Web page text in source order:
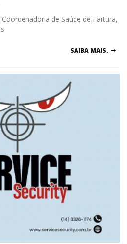
de Saúde de Fartura,
SAIBA MAIS.